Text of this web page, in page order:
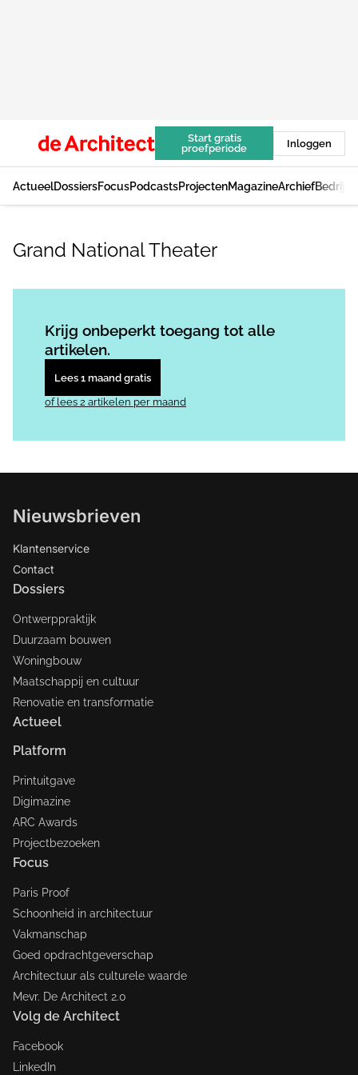
Start gratis
proefperiode
Inloggen
ActueelDossiersFocusPodcastsProjectenMagazineArchief
Grand National Theater
Krijg onbeperkt toegang tot alle
artikelen.
Lees 1 maand gratis
of lees 2 artikelen per maand
Nieuwsbrieven
Klantenservice
Contact
Dossiers
Ontwerppraktijk
Duurzaam bouwen
Woningbouw
Maatschappij en cultuur
Renovatie en transformatie
Actueel
Platform
Printuitgave
Digimazine
ARC Awards
Projectbezoeken
Focus
Paris Proof
Schoonheid in architectuur
Vakmanschap
Goed opdrachtgeverschap
Architectuur als culturele waarde
Mevr. De Architect 2.0
Volg de Architect
Facebook
LinkedIn